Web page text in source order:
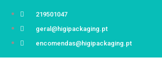
219501047
geral@higipackaging.pt
encomendas@higipackaging.pt